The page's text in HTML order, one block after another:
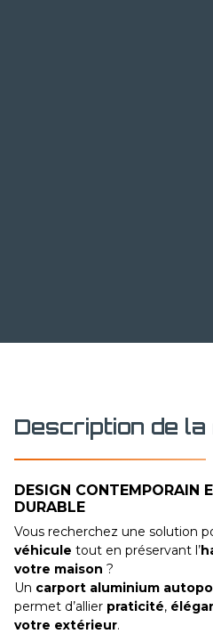
Description de
DESIGN CONTEMPORAIN
DURABLE
Vous recherchez une solution
véhicule tout en préservant l’
votre maison ?
Un carport aluminium
permet d’allier praticité,
votre extérieur.